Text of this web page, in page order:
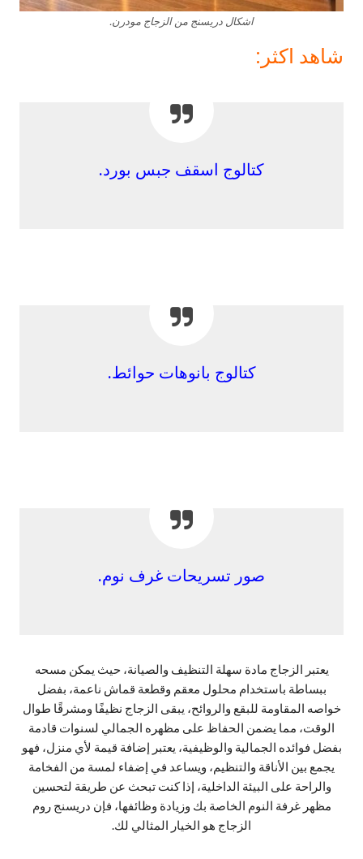
اشكال دريسنج من الزجاج مودرن.
شاهد اكثر:
كتالوج اسقف جبس بورد.
كتالوج بانوهات حوائط.
صور تسريحات غرف نوم.
يعتبر الزجاج مادة سهلة التنظيف والصيانة، حيث يمكن مسحه
ببساطة باستخدام محلول معقم وقطعة قماش ناعمة، بفضل
خواصه المقاومة للبقع والروائح، يبقى الزجاج نظيفًا ومشرقًا طوال
الوقت، مما يضمن الحفاظ على مظهره الجمالي لسنوات قادمة
بفضل فوائده الجمالية والوظيفية، يعتبر إضافة قيمة لأي منزل، فهو
يجمع بين الأناقة والتنظيم، ويساعد في إضفاء لمسة من الفخامة
والراحة على البيئة الداخلية، إذا كنت تبحث عن طريقة لتحسين
مظهر غرفة النوم الخاصة بك وزيادة وظائفها، فإن دريسنج روم
الزجاج هو الخيار المثالي لك.